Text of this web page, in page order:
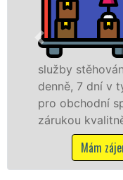
a kvalitní
tak
a se